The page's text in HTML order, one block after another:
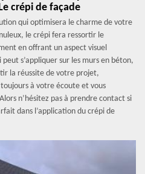
crépi de façade
qui optimisera le charme de votre
le crépi fera ressortir le
en offrant un aspect visuel
s’appliquer sur les murs en béton,
la réussite de votre projet,
à votre écoute et vous
n’hésitez pas à prendre contact si
dans l’application du crépi de